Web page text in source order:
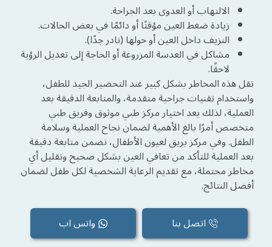
الالتهاب أو العدوى بعد الجراحة.
زيادة ضغط العين مؤقتًا أو دائمًا في بعض الحالات.
النزيف داخل العين أو حولها (نادر جدًا).
مشاكل في العدسة المزروعة أو الحاجة إلى تعديل الرؤية
لاحقًا.
تقل هذه المخاطر بشكل كبير عند التحضير الجيد للطفل،
واستخدام تقنيات جراحية متقدمة، والمتابعة الدقيقة بعد
العملية، لذلك يعد اختيار مركز طبي موثوق وفريق طبي
متخصص أمرًا بالغ الأهمية لضمان نجاح العملية وسلامة
الطفل. وفي مركز بريق لعيون الأطفال، نضمن متابعة دقيقة
بعد العملية للتأكد من تعافي العين بشكل صحيح وتقليل أي
مخاطر محتملة، مع تقديم الرعاية الشخصية لكل طفل لضمان
أفضل النتائج.
اتصل بنا
واتس اب